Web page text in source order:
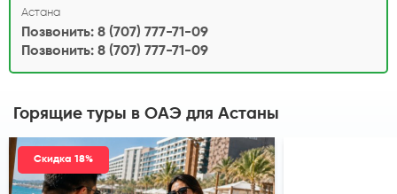
Астана
Позвонить: 8 (707) 777-71-09
Позвонить: 8 (707) 777-71-09
Горящие туры в ОАЭ для Астаны
Скидка 18%